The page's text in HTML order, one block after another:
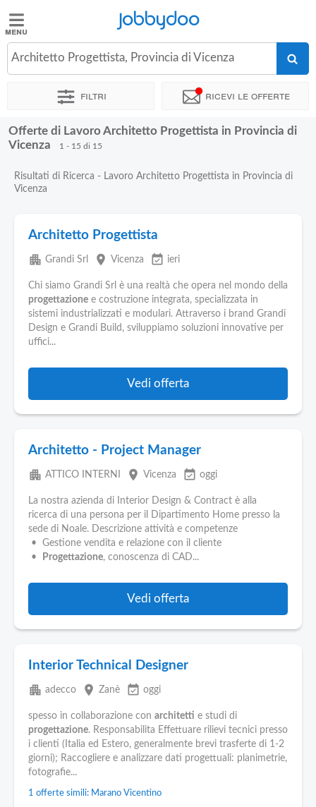
Jobbydoo
Offerte
Stipendi
Elenco
Blog
Pubblica
Offerte
Jobbydoo
Architetto Progettista, Provincia di Vicenza
Filtri Ricevi le offerte
Offerte di Lavoro Architetto Progettista in Provincia di
Vicenza
1 - 15 di 15
Risultati di Ricerca - Lavoro Architetto Progettista in Provincia di
Vicenza
Architetto Progettista
apartment Grandi Srl place Vicenza event_available ieri
Chi siamo Grandi Srl è una realtà che opera nel mondo della
progettazione e costruzione integrata, specializzata in
sistemi industrializzati e modulari. Attraverso i brand Grandi
Design e Grandi Build, sviluppiamo soluzioni innovative per
uffici...
Vedi offerta
Architetto - Project Manager
apartment ATTICO INTERNI place Vicenza event_available oggi
La nostra azienda di Interior Design & Contract è alla
ricerca di una persona per il Dipartimento Home presso la
sede di Noale. Descrizione attività e competenze
• Gestione vendita e relazione con il cliente
•
Progettazione, conoscenza di CAD...
Vedi offerta
Interior Technical Designer
apartment adecco place Zanè event_available oggi
spesso in collaborazione con architetti e studi di
progettazione. Responsabilita Effettuare rilievi tecnici presso
i clienti (Italia ed Estero, generalmente brevi trasferte di 1-2
giorni); Raccogliere e analizzare dati progettuali: planimetrie,
fotografie...
1 offerte simili: Marano Vicentino